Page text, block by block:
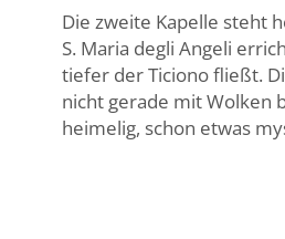
Die zweite Kapelle steht
S. Maria degli Angeli
tiefer der Ticiono fließt.
nicht gerade mit Wolken
heimelig, schon etwas